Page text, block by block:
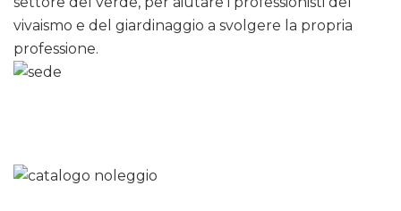
vivaismo e del giardinaggio a svolgere la propria
professione.